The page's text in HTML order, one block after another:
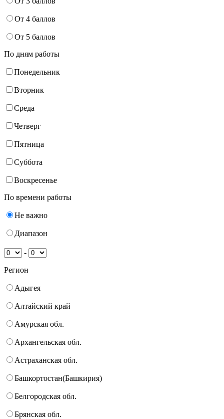
От 4 баллов
От 5 баллов
По дням работы
Понедельник
Вторник
Среда
Четверг
Пятница
Суббота
Воскресенье
По времени работы
Не важно
Диапазон
-
Регион
Адыгея
Алтайский край
Амурская обл.
Архангельская обл.
Астраханская обл.
Башкортостан(Башкирия)
Белгородская обл.
Брянская обл.